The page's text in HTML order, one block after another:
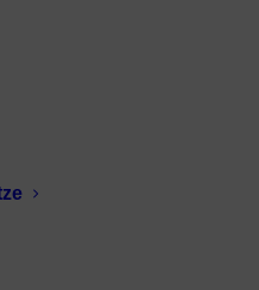
der